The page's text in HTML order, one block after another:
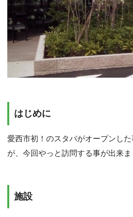
はじめに
愛西市初！のスタバがオープンし
が、今回やっと訪問する事が出来ま
施設